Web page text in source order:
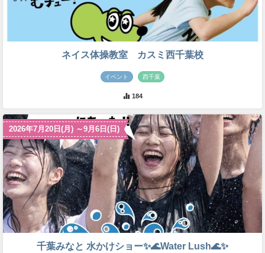
ネイス体操教室 カスミ西千葉校
イベント 西千葉
184
2026年7月20日(月) ～9月6日(日)
千葉みなと 水かけショー✨🌊Water Lush🌊✨